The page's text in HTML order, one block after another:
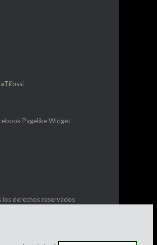
derechos reservados